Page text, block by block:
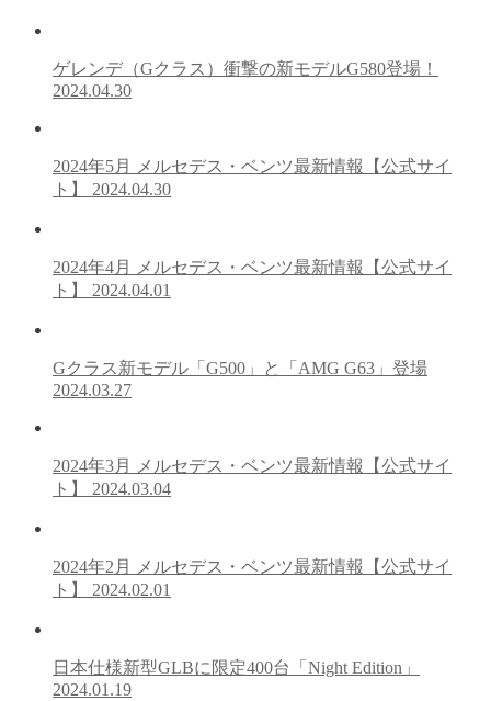
ゲレンデ（Gクラス）衝撃の新モデルG580登場！
2024.04.30
2024年5月 メルセデス・ベンツ最新情報【公式サイ
ト】 2024.04.30
2024年4月 メルセデス・ベンツ最新情報【公式サイ
ト】 2024.04.01
Gクラス新モデル「G500」と「AMG G63」登場
2024.03.27
2024年3月 メルセデス・ベンツ最新情報【公式サイ
ト】 2024.03.04
2024年2月 メルセデス・ベンツ最新情報【公式サイ
ト】 2024.02.01
日本仕様新型GLBに限定400台「Night Edition」
2024.01.19